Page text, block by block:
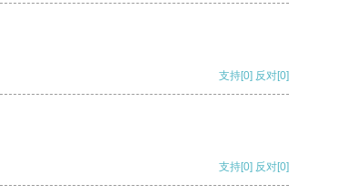
支持[0] 反对[0]
支持[0] 反对[0]